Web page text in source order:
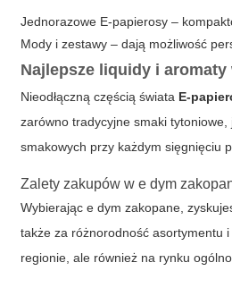
Jednorazowe E-papierosy –
Mody i zestawy – dają możliwość
Najlepsze liquidy i aromaty
Nieodłączną częścią świata E-
zarówno tradycyjne smaki
smakowych przy każdym sięgnięciu
Zalety zakupów w e dym
Wybierające dym zakopane ,
także za różnorodność asortymentu
regionie, ale również na rynku